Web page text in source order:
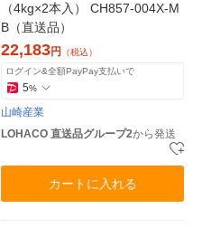
（4kg×2本入） CH857-004X-M
B（直送品）
22,183円
（税込）
ログイン&全額PayPay支払いで
5%
山崎産業
LOHACO 直送品グループ2から発送
カートに入れる